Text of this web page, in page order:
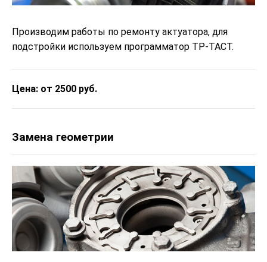
Производим работы по ремонту актуатора, для
подстройки используем программатор ТР-ТАСТ.
Цена: от 2500 руб.
Замена геометрии